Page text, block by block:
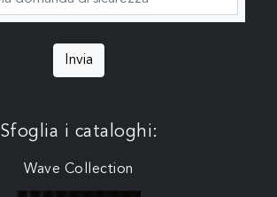
Invia
Sfoglia i cataloghi:
Wave Collection